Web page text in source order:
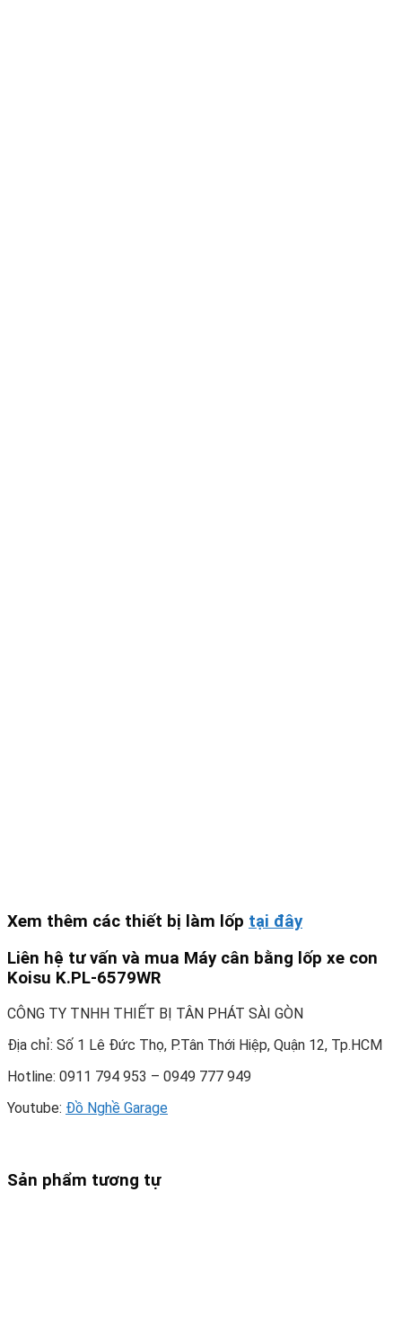
Xem thêm các thiết bị làm lốp tại đây
Liên hệ tư vấn và mua Máy cân bằng lốp xe con
Koisu K.PL-6579WR
CÔNG TY TNHH THIẾT BỊ TÂN PHÁT SÀI GÒN
Địa chỉ: Số 1 Lê Đức Thọ, P.Tân Thới Hiệp, Quận 12, Tp.HCM
Hotline: 0911 794 953 – 0949 777 949
Youtube: Đồ Nghề Garage
Sản phẩm tương tự